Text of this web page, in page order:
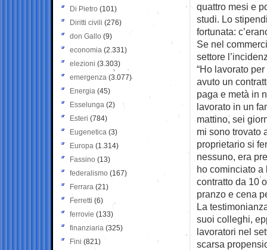
quattro mesi e
studi. Lo
fortunata:
Se nel
settore
“Ho lavorato
avuto un
paga e metà in
lavorato in un
mattino, sei
mi sono trovato
proprietario si
nessuno, era
ho cominciato a
contratto da 10
pranzo e cena
La
suoi colleghi,
lavoratori nel
scarsa
Di Pietro (101)
Diritti civili (276)
don Gallo (9)
economia (2.331)
elezioni (3.303)
emergenza (3.077)
Energia (45)
Esselunga (2)
Esteri (784)
Eugenetica (3)
Europa (1.314)
Fassino (13)
federalismo (167)
Ferrara (21)
Ferretti (6)
ferrovie (133)
finanziaria (325)
Fini (821)